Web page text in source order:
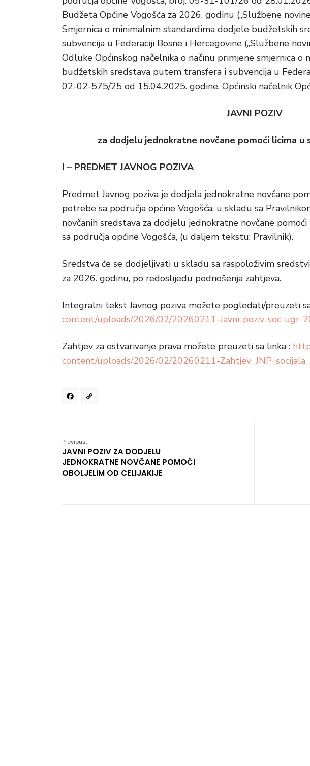
Budžeta Općine Vogošća za 2026. godinu („Službene
Smjernica o minimalnim standardima dodjele budžetskih
subvencija u Federaciji Bosne i Hercegovine („Službene
Odluke Općinskog načelnika o načinu primjene smjernica
budžetskih sredstava putem transfera i subvencija u
02-02-575/25 od 15.04.2025. godine, Općinski načelnik
JAVNI POZIV
za dodjelu jednokratne novčane pomoći licima
I – PREDMET JAVNOG POZIVA
Predmet Javnog poziva je dodjela jednokratne novčane
potrebe sa područja općine Vogošća, u skladu sa
novčanih sredstava za dodjelu jednokratne novčane
sa područja općine Vogošća, (u daljem tekstu: Pravilnik).
Sredstva će se dodjeljivati u skladu sa raspoloživim
za 2026. godinu, po redoslijedu podnošenja zahtjeva.
Integralni tekst Javnog poziva možete pogledati/preuzeti
content/uploads/2026/02/20260211-Javni-poziv-soc-ugr-
Zahtjev za ostvarivanje prava možete preuzeti sa linka :
content/uploads/2026/02/20260211-
Facebook
Previous:
JAVNI POZIV ZA DODJELU
JEDNOKRATNE NOVČANE POMOĆI
OBOLJELIM OD CELIJAKIJE